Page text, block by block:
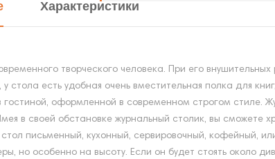
Характеристики
творческого человека. При его
есть удобная очень вместительная полка для
гостиной, оформленной в современном строгом
в своей обстановке журнальный столик, вы сможете
письменный, кухонный, сервировочный, кофейный,
но особенно на высоту. Если он будет стоять около